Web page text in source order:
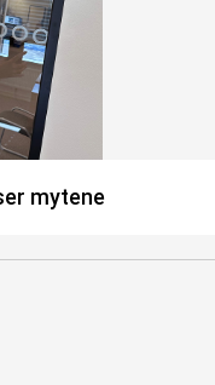
mytene